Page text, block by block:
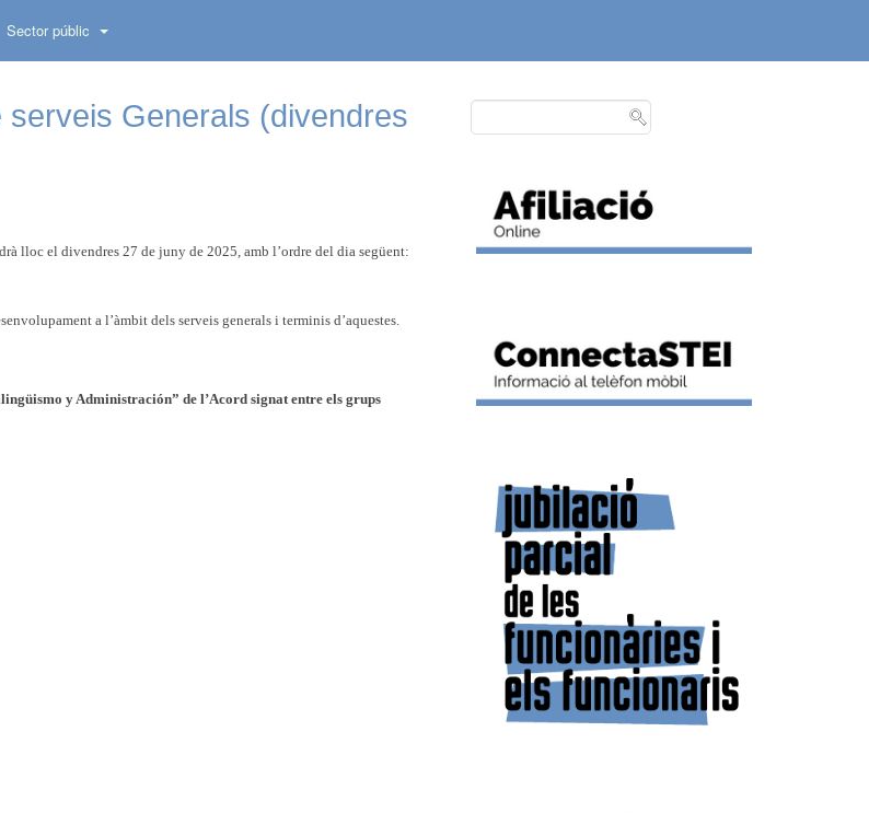
Sector públic
Generals (divendres
lloc el divendres 27 de juny de 2025, amb l’ordre del dia següent:
a l’àmbit dels serveis generals i terminis d’aquestes.
y Administración” de l’Acord signat entre els grups